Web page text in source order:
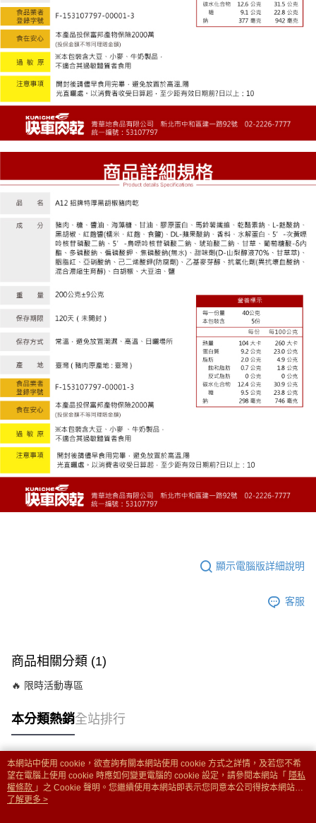
顯示電腦版詳細說明
客服
商品相關分類 (1)
🔥 限時活動專區
本分類熱銷全站排行
熱門標籤
本網站中使用 cookie，欲查詢有關本網站使用 cookie 方式之詳情，及若您不希
望在電腦上使用 cookie 時應如何變更電腦的 cookie 設定，請參閱本網站「 隱私
權條款 」之 Cookie 聲明。您繼續使用本網站即表示您同意本公司得按本網站使
用條款之 Cookie 聲明使用 cookie。
了解更多 >